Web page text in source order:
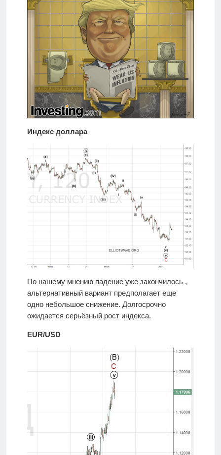
Индекс доллара
По нашему мнению падение уже закончилось ,
альтернативный вариант предполагает еще
одно небольшое снижение. Долгосрочно
ожидается серьёзный рост индекса.
EUR/USD